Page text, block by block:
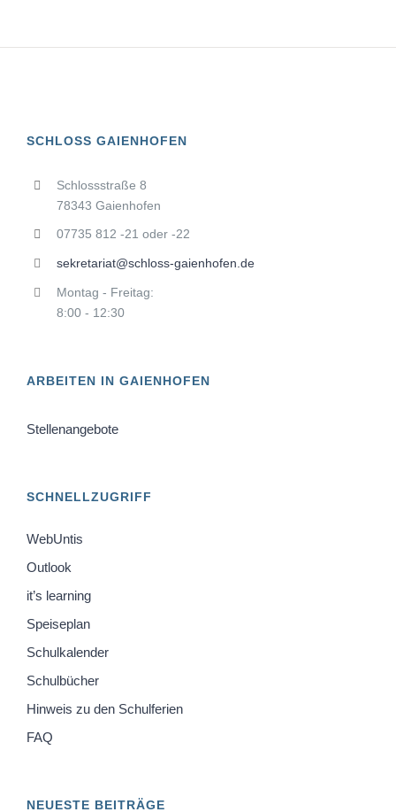
SCHLOSS GAIENHOFEN
Schlossstraße 8
78343 Gaienhofen
07735 812 -21 oder -22
sekretariat@schloss-gaienhofen.de
Montag - Freitag:
8:00 - 12:30
ARBEITEN IN GAIENHOFEN
Stellenangebote
SCHNELLZUGRIFF
WebUntis
Outlook
it’s learning
Speiseplan
Schulkalender
Schulbücher
Hinweis zu den Schulferien
FAQ
NEUESTE BEITRÄGE